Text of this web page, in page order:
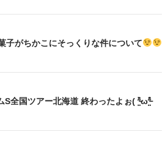
子がちかこにそっくりな件について
全国ツアー北海道 終わったよぉ( ⁼̴̶̤̀ω⁼̴̶̤́